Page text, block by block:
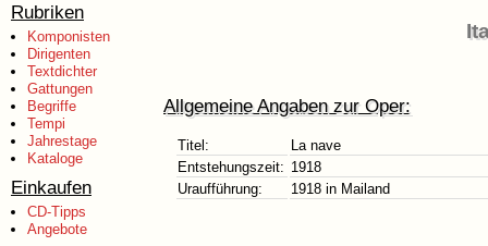
Rubriken
Komponisten
Dirigenten
Textdichter
Gattungen
Begriffe
Tempi
Jahrestage
Kataloge
Einkaufen
CD-Tipps
Angebote
Allgemeine Angaben zur Oper:
Titel:
La nave
Entstehungszeit: 1918
Uraufführung:
1918 in Mailand